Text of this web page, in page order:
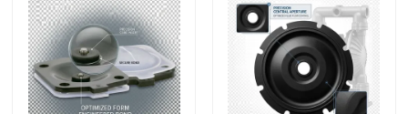
उत्पाद
हमारे बारे में